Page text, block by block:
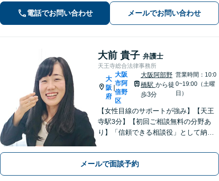
添い、皆さまが安心して暮らせるよ
う、全力でお守りします。
電話でお問い合わせ メールでお問い合わせ
大前 貴子 弁護士
天王寺総合法律事務所
大
阪
府
大阪
市阿
倍野
区
大阪阿部野
橋駅 から徒
歩3分
営業時間：10:0
0~19:00（土曜
日）
【女性目線のサポートが強み】【天王
寺駅3分】【初回ご相談無料の分野あ
り】「信頼できる相談役」として納得
問題】安心して相談できる環境・関係
づくりを心がけます【借金・債務整
理】経済状況に応じて適切な解決策を
メールで面談予約